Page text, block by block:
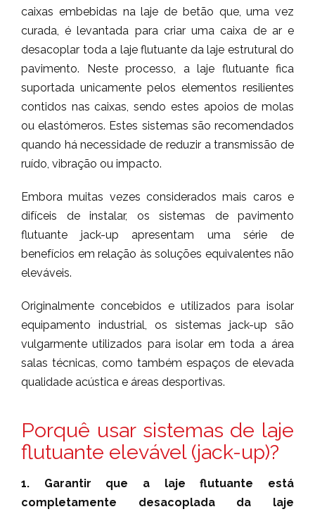
caixas embebidas na laje de betão que, uma vez
curada, é levantada para criar uma caixa de ar e
desacoplar toda a laje flutuante da laje estrutural do
pavimento. Neste processo, a laje flutuante fica
suportada unicamente pelos elementos resilientes
contidos nas caixas, sendo estes apoios de molas
ou elastómeros. Estes sistemas são recomendados
quando há necessidade de reduzir a transmissão de
ruído, vibração ou impacto.
Embora muitas vezes considerados mais caros e
difíceis de instalar, os sistemas de pavimento
flutuante jack-up apresentam uma série de
benefícios em relação às soluções equivalentes não
eleváveis.
Originalmente concebidos e utilizados para isolar
equipamento industrial, os sistemas jack-up são
vulgarmente utilizados para isolar em toda a área
salas técnicas, como também espaços de elevada
qualidade acústica e áreas desportivas.
Porquê usar sistemas de laje
flutuante elevável (jack-up)?
1. Garantir que a laje flutuante está
completamente desacoplada da laje